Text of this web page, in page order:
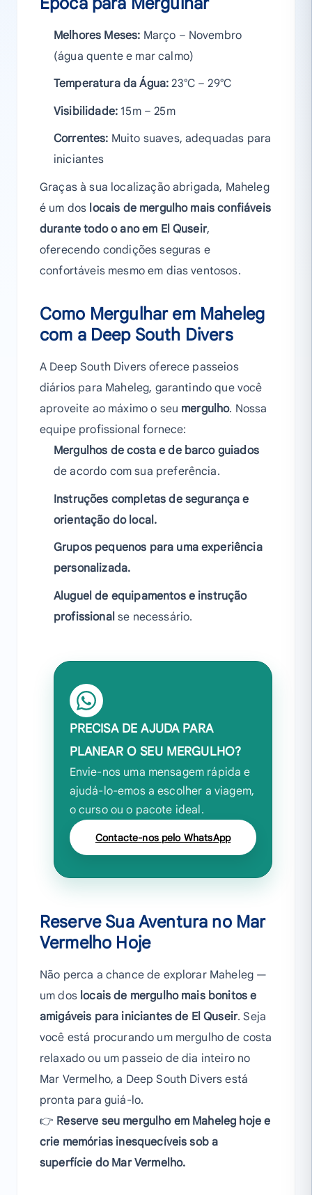
Melhores Meses: Março – Novembro
(água quente e mar calmo)
Temperatura da Água: 23°C – 29°C
Visibilidade: 15m – 25m
Correntes: Muito suaves, adequadas para
iniciantes
Graças à sua localização abrigada, Maheleg
é um dos locais de mergulho mais confiáveis
durante todo o ano em El Quseir,
oferecendo condições seguras e
confortáveis mesmo em dias ventosos.
Como Mergulhar em Maheleg
com a Deep South Divers
A Deep South Divers oferece passeios
diários para Maheleg, garantindo que você
aproveite ao máximo o seu mergulho. Nossa
equipe profissional fornece:
Mergulhos de costa e de barco guiados
de acordo com sua preferência.
Instruções completas de segurança e
orientação do local.
Grupos pequenos para uma experiência
personalizada.
Aluguel de equipamentos e instrução
profissional se necessário.
PRECISA DE AJUDA PARA
PLANEAR O SEU MERGULHO?
Envie-nos uma mensagem rápida e
ajudá-lo-emos a escolher a viagem,
o curso ou o pacote ideal.
Contacte-nos pelo WhatsApp
Reserve Sua Aventura no Mar
Vermelho Hoje
Não perca a chance de explorar Maheleg —
um dos locais de mergulho mais bonitos e
amigáveis para iniciantes de El Quseir. Seja
você está procurando um mergulho de costa
relaxado ou um passeio de dia inteiro no
Mar Vermelho, a Deep South Divers está
pronta para guiá-lo.
👉 Reserve seu mergulho em Maheleg hoje e
crie memórias inesquecíveis sob a
superfície do Mar Vermelho.